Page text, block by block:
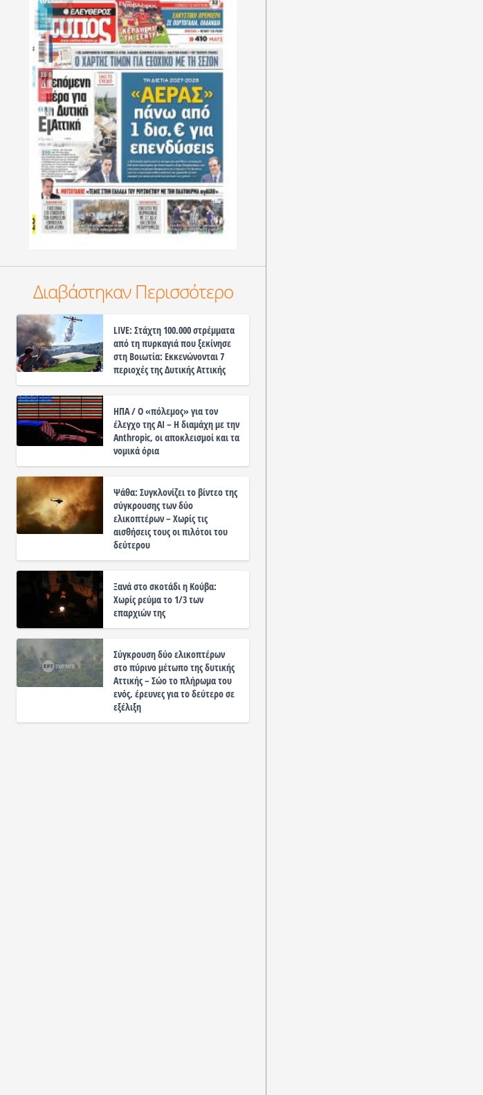
Διαβάστηκαν Περισσότερο
LIVE: Στάχτη 100.000 στρέμματα
από τη πυρκαγιά που ξεκίνησε
στη Βοιωτία: Εκκενώνονται 7
περιοχές της Δυτικής Αττικής
ΗΠΑ / Ο «πόλεμος» για τον
έλεγχο της ΑΙ – Η διαμάχη με την
Anthropic, οι αποκλεισμοί και τα
νομικά όρια
Ψάθα: Συγκλονίζει το βίντεο της
σύγκρουσης των δύο
ελικοπτέρων – Χωρίς τις
αισθήσεις τους οι πιλότοι του
δεύτερου
Ξανά στο σκοτάδι η Κούβα:
Χωρίς ρεύμα το 1/3 των
επαρχιών της
Σύγκρουση δύο ελικοπτέρων
στο πύρινο μέτωπο της δυτικής
Αττικής – Σώο το πλήρωμα του
ενός, έρευνες για το δεύτερο σε
εξέλιξη